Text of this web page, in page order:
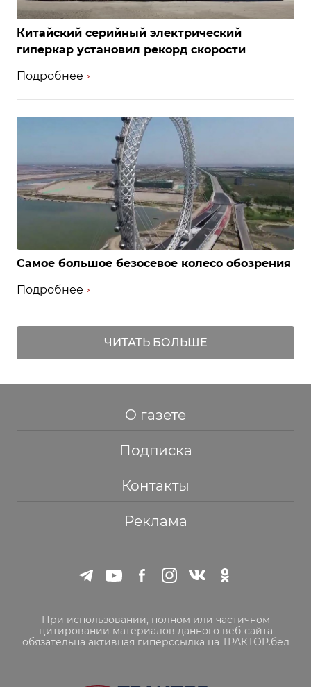
Китайский серийный электрический
гиперкар установил рекорд скорости
Подробнее
Самое большое безосевое колесо обозрения
Подробнее
ЧИТАТЬ БОЛЬШЕ
О газете
Подписка
Контакты
Реклама
При использовании, полном или частичном
цитировании материалов данного веб-сайта
обязательна активная гиперссылка на ТРАКТОР.бел